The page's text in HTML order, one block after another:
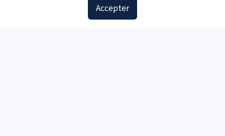
Accepter